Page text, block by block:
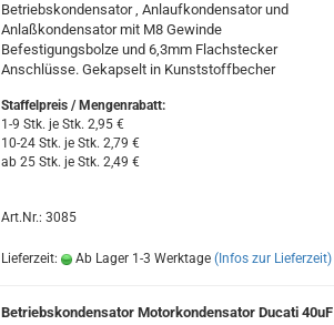
Betriebskondensator , Anlaufkondensator und
Anlaßkondensator mit M8 Gewinde
Befestigungsbolze und 6,3mm Flachstecker
Anschlüsse. Gekapselt in Kunststoffbecher
Staffelpreis / Mengenrabatt:
1-9 Stk. je Stk. 2,95 €
10-24 Stk. je Stk. 2,79 €
ab 25 Stk. je Stk. 2,49 €
Art.Nr.: 3085
Lieferzeit: Ab Lager 1-3 Werktage (Infos zur Lieferzeit)
Betriebskondensator Motorkondensator Ducati 40uF